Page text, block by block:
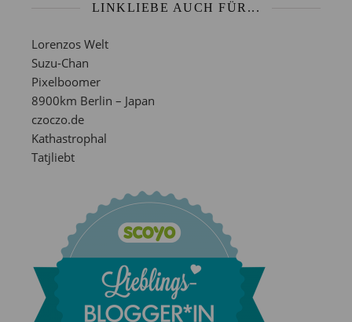
LINKLIEBE AUCH FÜR...
Lorenzos Welt
Suzu-Chan
Pixelboomer
8900km Berlin – Japan
czoczo.de
Kathastrophal
Tatjliebt